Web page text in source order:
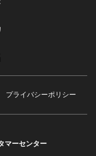
プライバシーポリシー
マーセンター